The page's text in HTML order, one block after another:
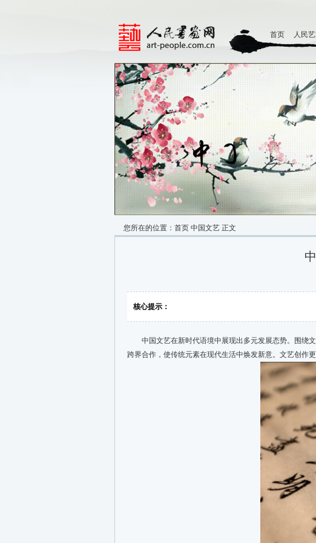
首页 人民
您所在的位置： 首页 中国文艺 正文
核心提示：
中国文艺在新时代语境中展现出多元发展态势。围绕文
跨界合作，使传统元素在现代生活中焕发新意。文艺创作